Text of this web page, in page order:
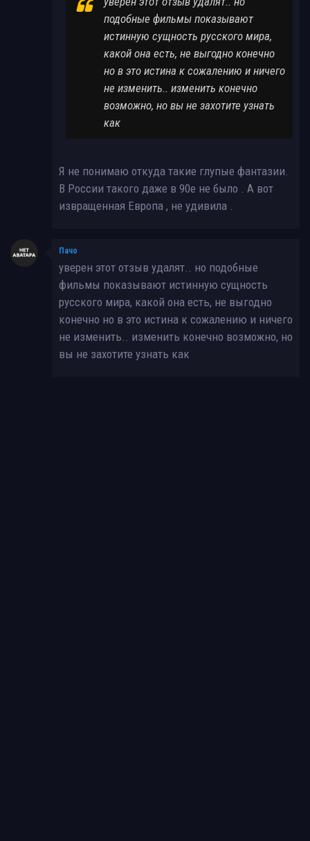
подобные фильмы показывают
истинную сущность русского мира,
какой она есть, не выгодно конечно
но в это истина к сожалению и ничего
не изменить.. изменить конечно
возможно, но вы не захотите узнать
как
Я не понимаю откуда такие глупые фантазии.
В России такого даже в 90е не было . А вот
извращенная Европа , не удивила .
Пачо
уверен этот отзыв удалят.. но подобные
фильмы показывают истинную сущность
русского мира, какой она есть, не выгодно
конечно но в это истина к сожалению и ничего
не изменить.. изменить конечно возможно, но
вы не захотите узнать как